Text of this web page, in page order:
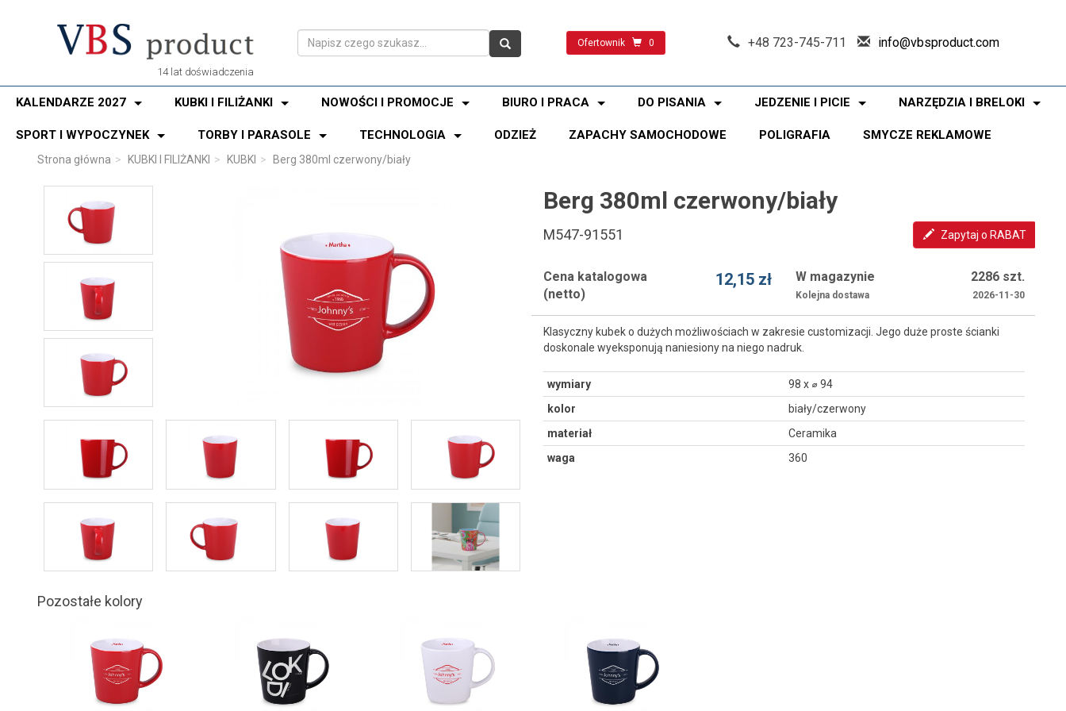
14 lat doświadczenia
Ofertownik 0 +48 723-745-711 info@vbsproduct.com
KALENDARZE 2027 KUBKI I FILIŻANKI NOWOŚCI I PROMOCJE BIURO I PRACA DO PISANIA JEDZENIE I PICIE NARZĘDZIA I BRELOKI
SPORT I WYPOCZYNEK TORBY I PARASOLE TECHNOLOGIA ODZIEŻ ZAPACHY SAMOCHODOWE POLIGRAFIA SMYCZE REKLAMOWE
Strona główna KUBKI I FILIŻANKI KUBKI Berg 380ml czerwony/biały
Berg 380ml czerwony/biały
M547-91551 Zapytaj o RABAT
Cena katalogowa
(netto)
12,15 zł W magazynie
Kolejna dostawa
2286 szt.
2026-11-30
Klasyczny kubek o dużych możliwościach w zakresie customizacji. Jego duże proste ścianki
doskonale wyeksponują naniesiony na niego nadruk.
wymiary
98 x ⌀ 94
kolor
biały/czerwony
materiał
Ceramika
waga
360
Pozostałe kolory